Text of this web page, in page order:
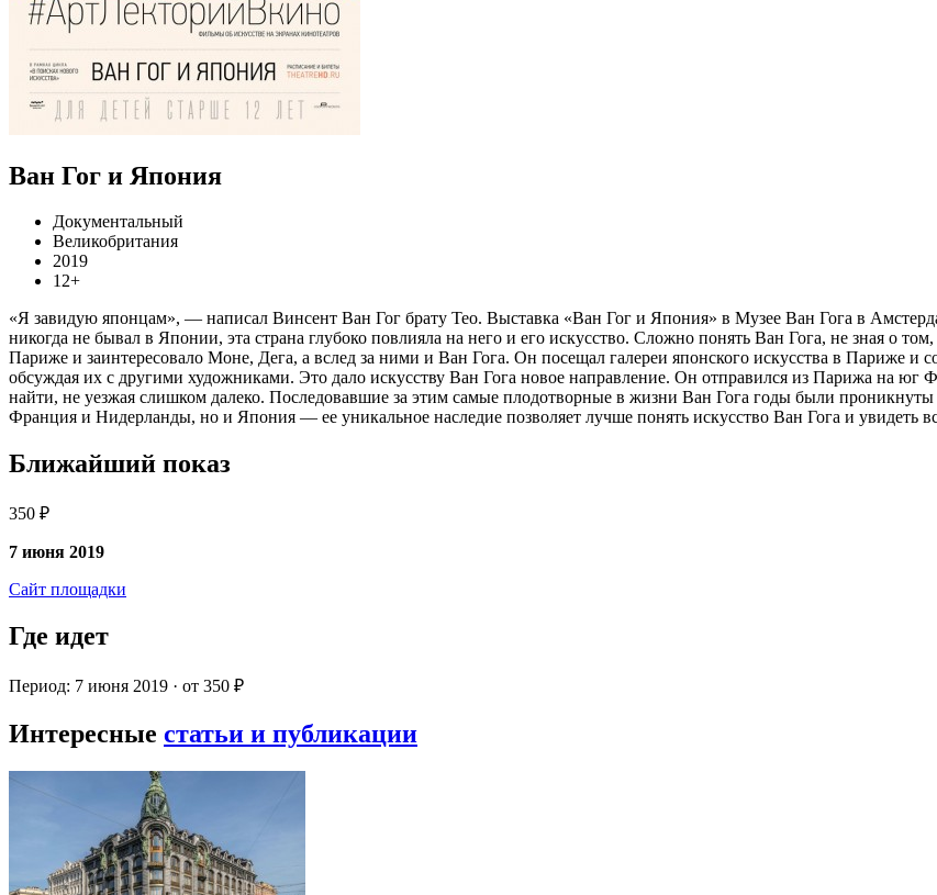
Ван Гог и Япония
Документальный
Великобритания
2019
12+
«Я завидую японцам», — написал Винсент Ван Гог брату Тео. Выставка «Ван Гог и Япония» в Музее Ван Гога в
никогда не бывал в Японии, эта страна глубоко повлияла на него и его искусство. Сложно понять Ван Гога, не зная о
Париже и заинтересовало Моне, Дега, а вслед за ними и Ван Гога. Он посещал галереи японского искусства в Париже и
обсуждая их с другими художниками. Это дало искусству Ван Гога новое направление. Он отправился из Парижа на
найти, не уезжая слишком далеко. Последовавшие за этим самые плодотворные в жизни Ван Гога годы были
Франция и Нидерланды, но и Япония — ее уникальное наследие позволяет лучше понять искусство Ван Гога и увидеть
Ближайший показ
350 ₽
7 июня 2019
Сайт площадки
Где идет
Период: 7 июня 2019 · от 350 ₽
Интересные статьи и публикации